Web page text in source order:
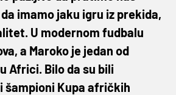
imamo jaku igru iz prekida,
U modernom fudbalu
a Maroko je jedan od
Africi. Bilo da su bili
šampioni Kupa afričkih